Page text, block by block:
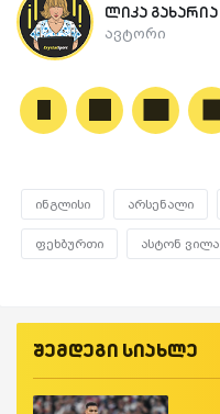
ლიკა გახარია
ავტორი
ინგლისი არსენალი
ფეხბურთი ასტონ ვილა
შემდეგი სიახლე